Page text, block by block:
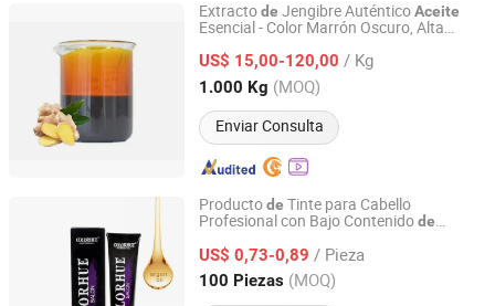
Extractode Jengibre AuténticoAceite
Esencial - Color Marrón Oscuro, Alta
US$ 15,00-120,00 / Kg
1.000 Kg (MOQ)
Enviar Consulta
GUANGZHOU ROYAL QUEEN CO., LTD
Guangdong, China Desde 2016
Productode Tinte para Cabello
Profesional con Bajo Contenidode
Permanente con Aceite
Salón
US$ 0,73-0,89 / Pieza
100 Piezas (MOQ)
Guangdong Boda Cosmetics Co,.Ltd.
Guangdong, China Desde 2021